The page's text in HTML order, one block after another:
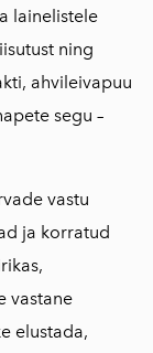
lainelistele
ning
ahvileivapuu
segu –
vastu
ja korratud
vastane
elustada,